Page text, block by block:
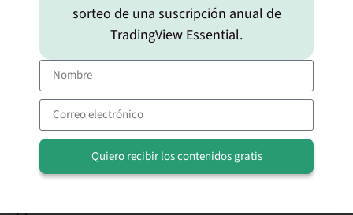
manejando sus emociones perderá dinero, un trader
mediocre en el análisis técnico pero muy bueno en sus
emociones puede ser rentable»
Responder
Montegrifodice: 07/01/2016 a las 12:26
sorteo de una suscripción anual de
TradingView Essential.
Quiero recibir los contenidos gratis